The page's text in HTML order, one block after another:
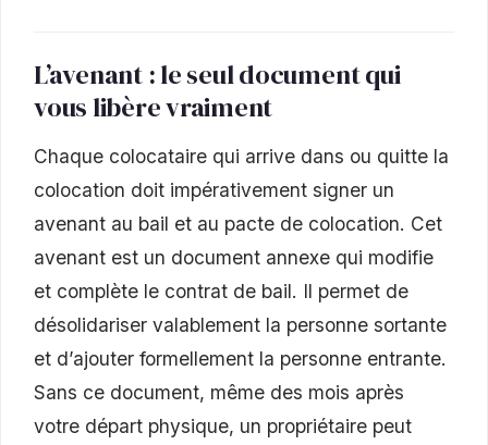
L’avenant : le seul document qui
vous libère vraiment
Chaque colocataire qui arrive dans ou quitte la
colocation doit impérativement signer un
avenant au bail et au pacte de colocation. Cet
avenant est un document annexe qui modifie
et complète le contrat de bail. Il permet de
désolidariser valablement la personne sortante
et d’ajouter formellement la personne entrante.
Sans ce document, même des mois après
votre départ physique, un propriétaire peut